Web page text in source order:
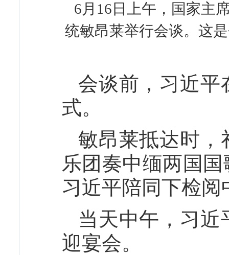
6月16日上午，国家主
统敏昂莱举行会谈。这
会谈前，习近平
式。
敏昂莱抵达时，
乐团奏中缅两国
习近平陪同下检
当天中午，习
迎宴会。